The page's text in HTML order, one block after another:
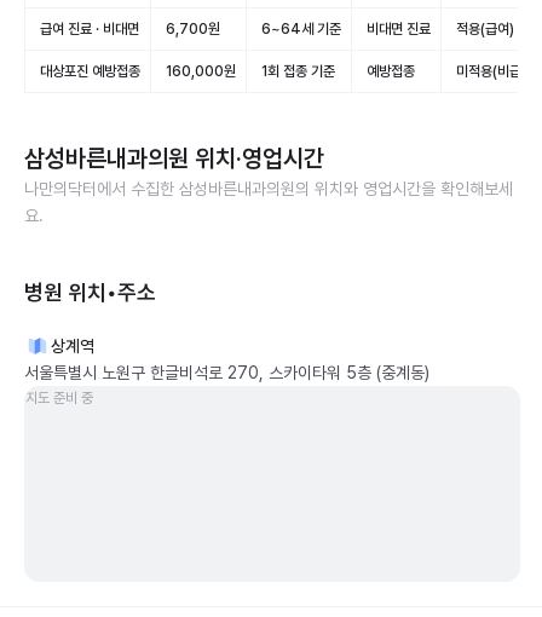
급여 진료 · 비대면 6,700원 6~64세 기준 비대면 진료 적용(급여)
대상포진 예방접종 160,000원 1회 접종 기준 예방접종 미적용(비급여)
삼성바른내과의원 위치·영업시간
나만의닥터에서 수집한 삼성바른내과의원의 위치와 영업시간을 확인해보세
요.
병원 위치•주소
상계역
서울특별시 노원구 한글비석로 270, 스카이타워 5층 (중계동)
지도 준비 중